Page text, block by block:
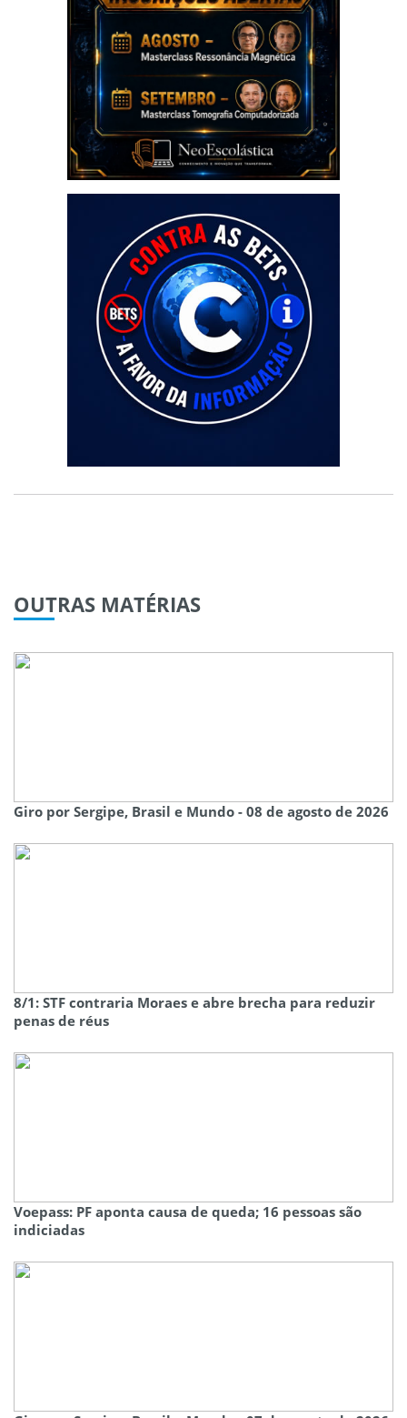
OUTRAS MATÉRIAS
Giro por Sergipe, Brasil e Mundo - 08 de agosto de 2026
8/1: STF contraria Moraes e abre brecha para reduzir
penas de réus
Voepass: PF aponta causa de queda; 16 pessoas são
indiciadas